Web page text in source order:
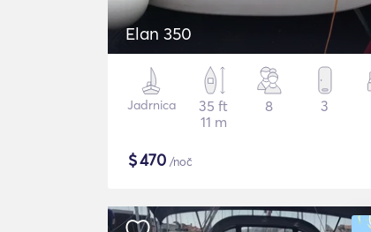
Elan 350
Jadrnica
35 ft
11 m
8 3
$470 /noč